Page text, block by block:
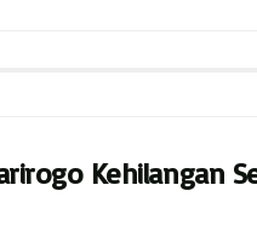
Kehilangan